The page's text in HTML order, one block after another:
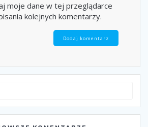
moje dane w tej przeglądarce
kolejnych komentarzy.